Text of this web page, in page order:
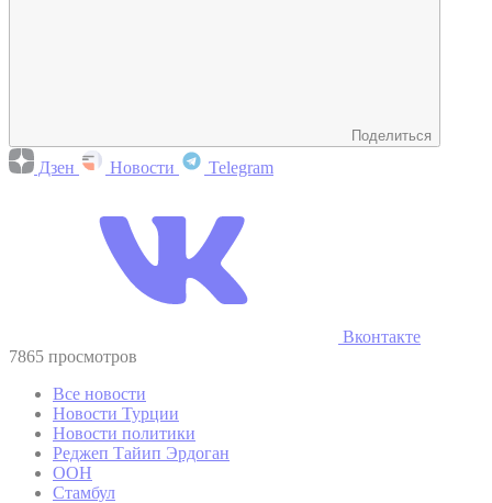
Поделиться
Дзен Новости Telegram
Вконтакте
7865 просмотров
Все новости
Новости Турции
Новости политики
Реджеп Тайип Эрдоган
ООН
Стамбул